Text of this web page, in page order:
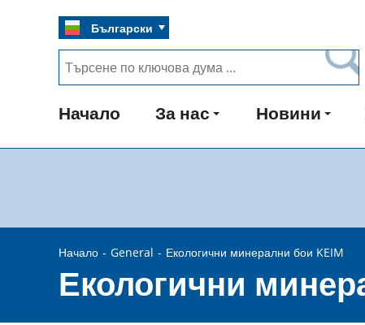
Български
Начало За нас Новини
Начало General Екологични минерални бои KEIM
Екологични